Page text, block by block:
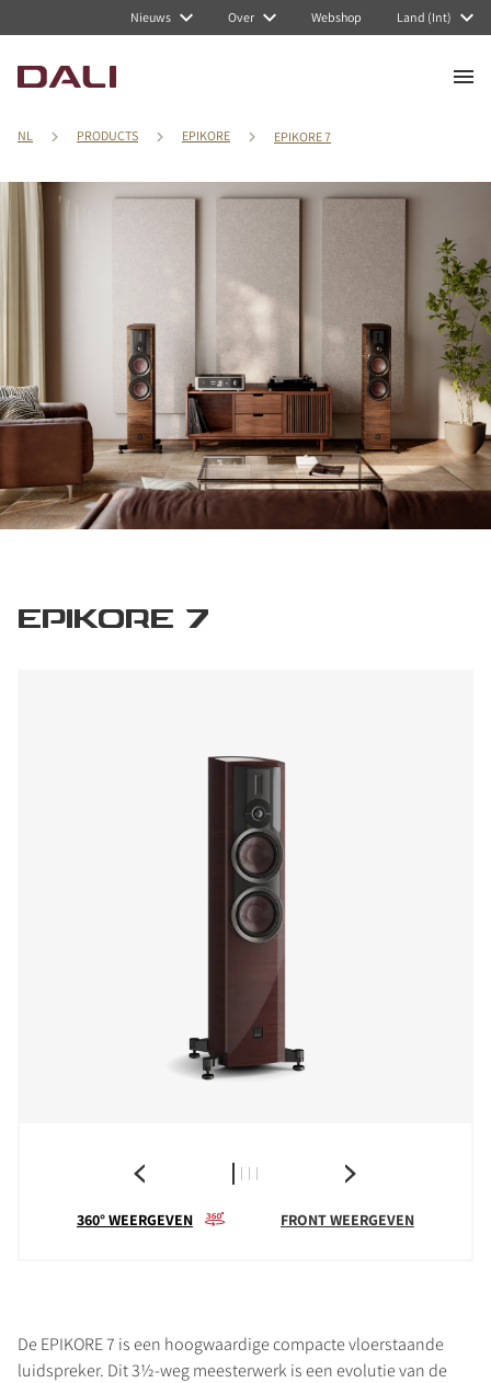
Nieuws Over Webshop Land (Int)
NL PRODUCTS EPIKORE EPIKORE 7
EPIKORE 7
360° WEERGEVEN FRONT WEERGEVEN
De EPIKORE 7 is een hoogwaardige compacte vloerstaande
luidspreker. Dit 3½-weg meesterwerk is een evolutie van de